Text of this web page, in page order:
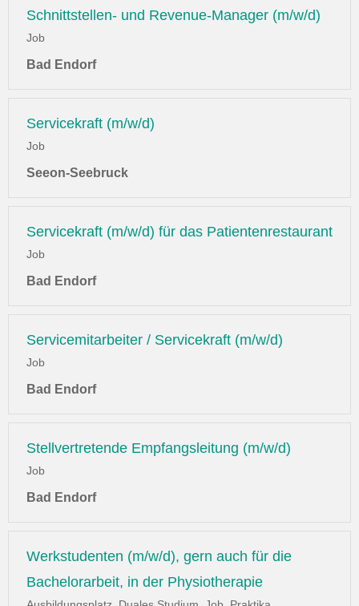
Schnittstellen- und Revenue-Manager (m/w/d)
Job
Bad Endorf
Servicekraft (m/w/d)
Job
Seeon-Seebruck
Servicekraft (m/w/d) für das Patientenrestaurant
Job
Bad Endorf
Servicemitarbeiter / Servicekraft (m/w/d)
Job
Bad Endorf
Stellvertretende Empfangsleitung (m/w/d)
Job
Bad Endorf
Werkstudenten (m/w/d), gern auch für die
Bachelorarbeit, in der Physiotherapie